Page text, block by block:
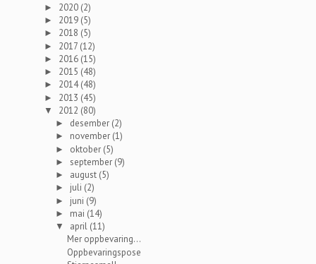
► 2020 (2)
► 2019 (5)
► 2018 (5)
► 2017 (12)
► 2016 (15)
► 2015 (48)
► 2014(48)
► 2013 (45)
▼ 2012 (80)
► desember (2)
► november (1)
► oktober (5)
► september (9)
► august (5)
► juli (2)
► juni (9)
► mai (14)
▼ april (11)
Mer oppbevaring...
Oppbevaringspose